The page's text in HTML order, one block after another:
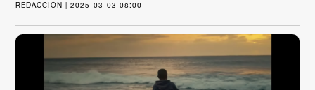
REDACCIÓN | 2025-03-03 08:00